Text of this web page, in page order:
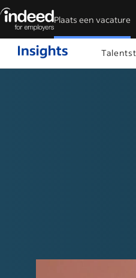
Plaats een vacature
Begin van hoofdinhoud